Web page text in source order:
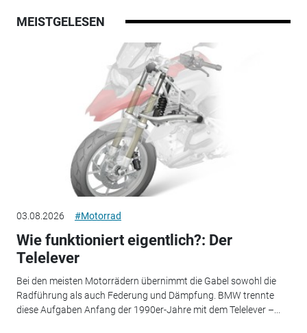
MEISTGELESEN
03.08.2026 #Motorrad
Wie funktioniert eigentlich?: Der
Telelever
Bei den meisten Motorrädern übernimmt die Gabel sowohl die
Radführung als auch Federung und Dämpfung. BMW trennte
diese Aufgaben Anfang der 1990er-Jahre mit dem Telelever –...